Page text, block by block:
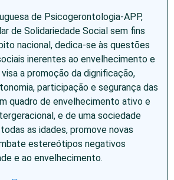
de Psicogerontologia-APP,
de Solidariedade Social sem fins
nacional, dedica-se às questões
inerentes ao envelhecimento e
a promoção da dignificação,
participação e segurança das
quadro de envelhecimento ativo e
e de uma sociedade
as idades, promove novas
estereótipos negativos
e ao envelhecimento.